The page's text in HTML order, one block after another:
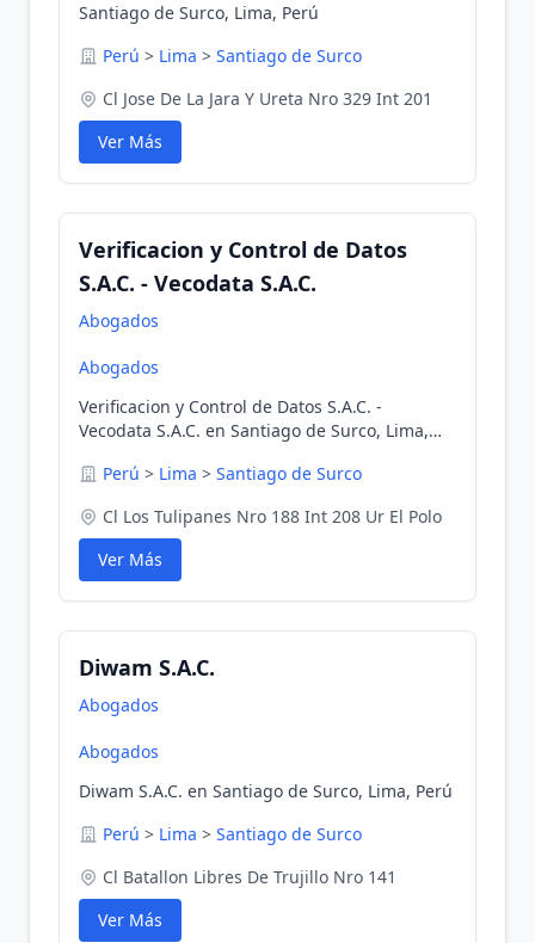
Santiago de Surco, Lima, Perú
Perú > Lima > Santiago de Surco
Cl Jose De La Jara Y Ureta Nro 329 Int 201
Ver Más
Verificacion y Control de Datos
S.A.C. - Vecodata S.A.C.
Abogados
Abogados
Verificacion y Control de Datos S.A.C. -
Vecodata S.A.C. en Santiago de Surco, Lima,
Perú > Lima > Santiago de Surco
Cl Los Tulipanes Nro 188 Int 208 Ur El Polo
Ver Más
Diwam S.A.C.
Abogados
Abogados
Diwam S.A.C. en Santiago de Surco, Lima, Perú
Perú > Lima > Santiago de Surco
Cl Batallon Libres De Trujillo Nro 141
Ver Más